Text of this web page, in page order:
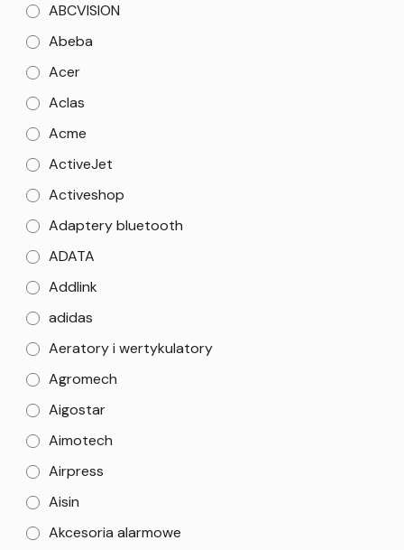
ABCVISION
Abeba
Acer
Aclas
Acme
ActiveJet
Activeshop
Adaptery bluetooth
ADATA
Addlink
adidas
Aeratory i wertykulatory
Agromech
Aigostar
Aimotech
Airpress
Aisin
Akcesoria alarmowe